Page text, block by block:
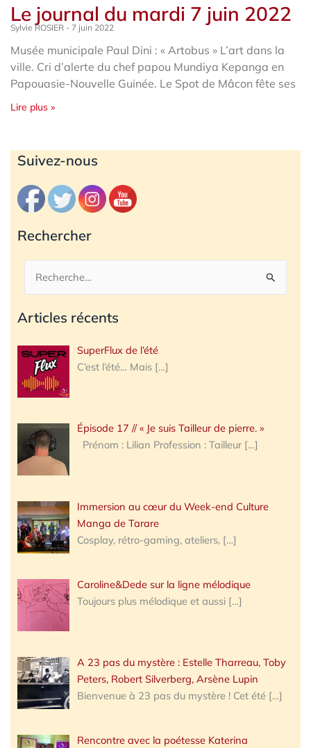
Le journal du mardi 7 juin 2022
Sylvie ROSIER 7 juin 2022
Musée municipale Paul Dini : « Artobus » L’art dans la
ville. Cri d’alerte du chef papou Mundiya Kepanga en
Papouasie-Nouvelle Guinée. Le Spot de Mâcon fête ses
Lire plus »
Suivez-nous
Rechercher
Rechercher :
Articles récents
SuperFlux de l’été
C’est l’été… Mais […]
Épisode 17 // « Je suis Tailleur de pierre. »
Prénom : Lilian Profession : Tailleur […]
Immersion au cœur du Week-end Culture
Manga de Tarare
Cosplay, rétro-gaming, ateliers, […]
Caroline&Dede sur la ligne mélodique
Toujours plus mélodique et aussi […]
A 23 pas du mystère : Estelle Tharreau, Toby
Peters, Robert Silverberg, Arsène Lupin
Bienvenue à 23 pas du mystère ! Cet été […]
Rencontre avec la poétesse Katerina
Archives